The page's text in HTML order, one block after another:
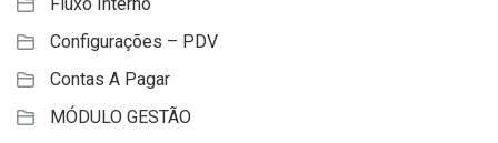
Configurações – PDV
Contas A Pagar
MÓDULO GESTÃO